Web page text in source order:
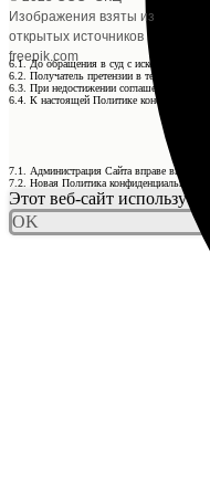
Изображения взяты из
открытых источников
freepik.com
6.1. До обращения в суд с иском по
6.2. Получатель претензии в течение 30
6.3. При недостижении соглашения спор
6.4. К настоящей Политике
7.1. Администрация Сайта вправе вносить
7.2. Новая Политика конфиденциальности
Этот веб-сайт
OK